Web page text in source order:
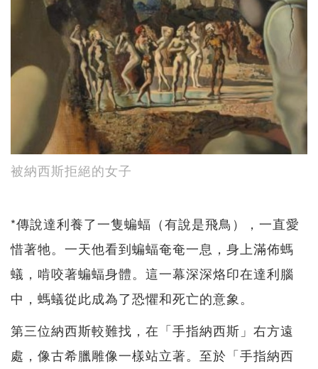
被納西斯拒絕的女子
*傳說達利養了一隻蝙蝠（有說是飛鳥），一直愛
惜著牠。一天他看到蝙蝠奄奄一息，身上滿佈螞
蟻，啃咬著蝙蝠身體。這一幕深深烙印在達利腦
中，螞蟻從此成為了恐懼和死亡的意象。
第三位納西斯較難找，在「手指納西斯」右方遠
處，像古希臘雕像一樣站立著。至於「手指納西